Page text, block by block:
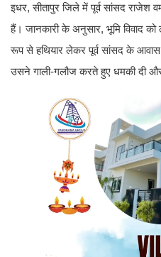
इधर, सीतापुर जिले में पूर्व सांसद राजेश
हैं। जानकारी के अनुसार, भूमि विवाद
रूप से हथियार लेकर पूर्व सांसद के
उसने गाली-गलौज करते हुए धमकी दी और